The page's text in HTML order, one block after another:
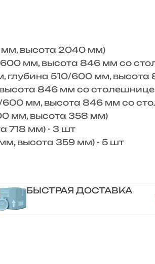
высота 2040 мм)
мм, высота 846 мм со
510/600 мм, высота
846 мм со
мм, высота 846 мм со
мм, высота 358 мм)
718 мм) - 3 шт
высота 359 мм) - 5 шт
БЫСТРАЯ ДОСТАВКА